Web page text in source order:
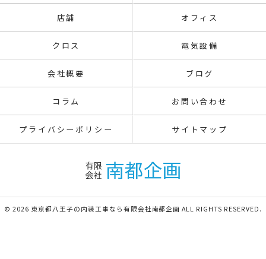
店舗 オフィス
クロス 電気設備
会社概要 ブログ
コラム お問い合わせ
プライバシーポリシー サイトマップ
© 2026 東京都八王子の内装工事なら有限会社南都企画 ALL RIGHTS RESERVED.